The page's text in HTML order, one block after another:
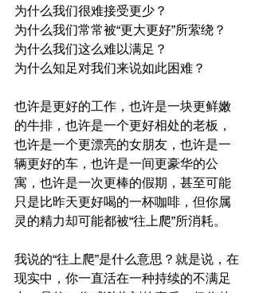
为什么我们很难接受更少？
为什么我们常常被“更大更好”所萦绕？
为什么我们这么难以满足？
为什么知足对我们来说如此困难？
也许是更好的工作，也许是一块更鲜嫩
的牛排，也许是一个更好相处的老板，
也许是一个更漂亮的女朋友，也许是一
辆更好的车，也许是一间更豪华的公
寓，也许是一次更棒的假期，甚至可能
只是比昨天更好喝的一杯咖啡，但你属
灵的精力却可能都被“往上爬”所消耗。
我说的“往上爬”是什么意思？就是说，在
现实中，你一直活在一种持续的不满足